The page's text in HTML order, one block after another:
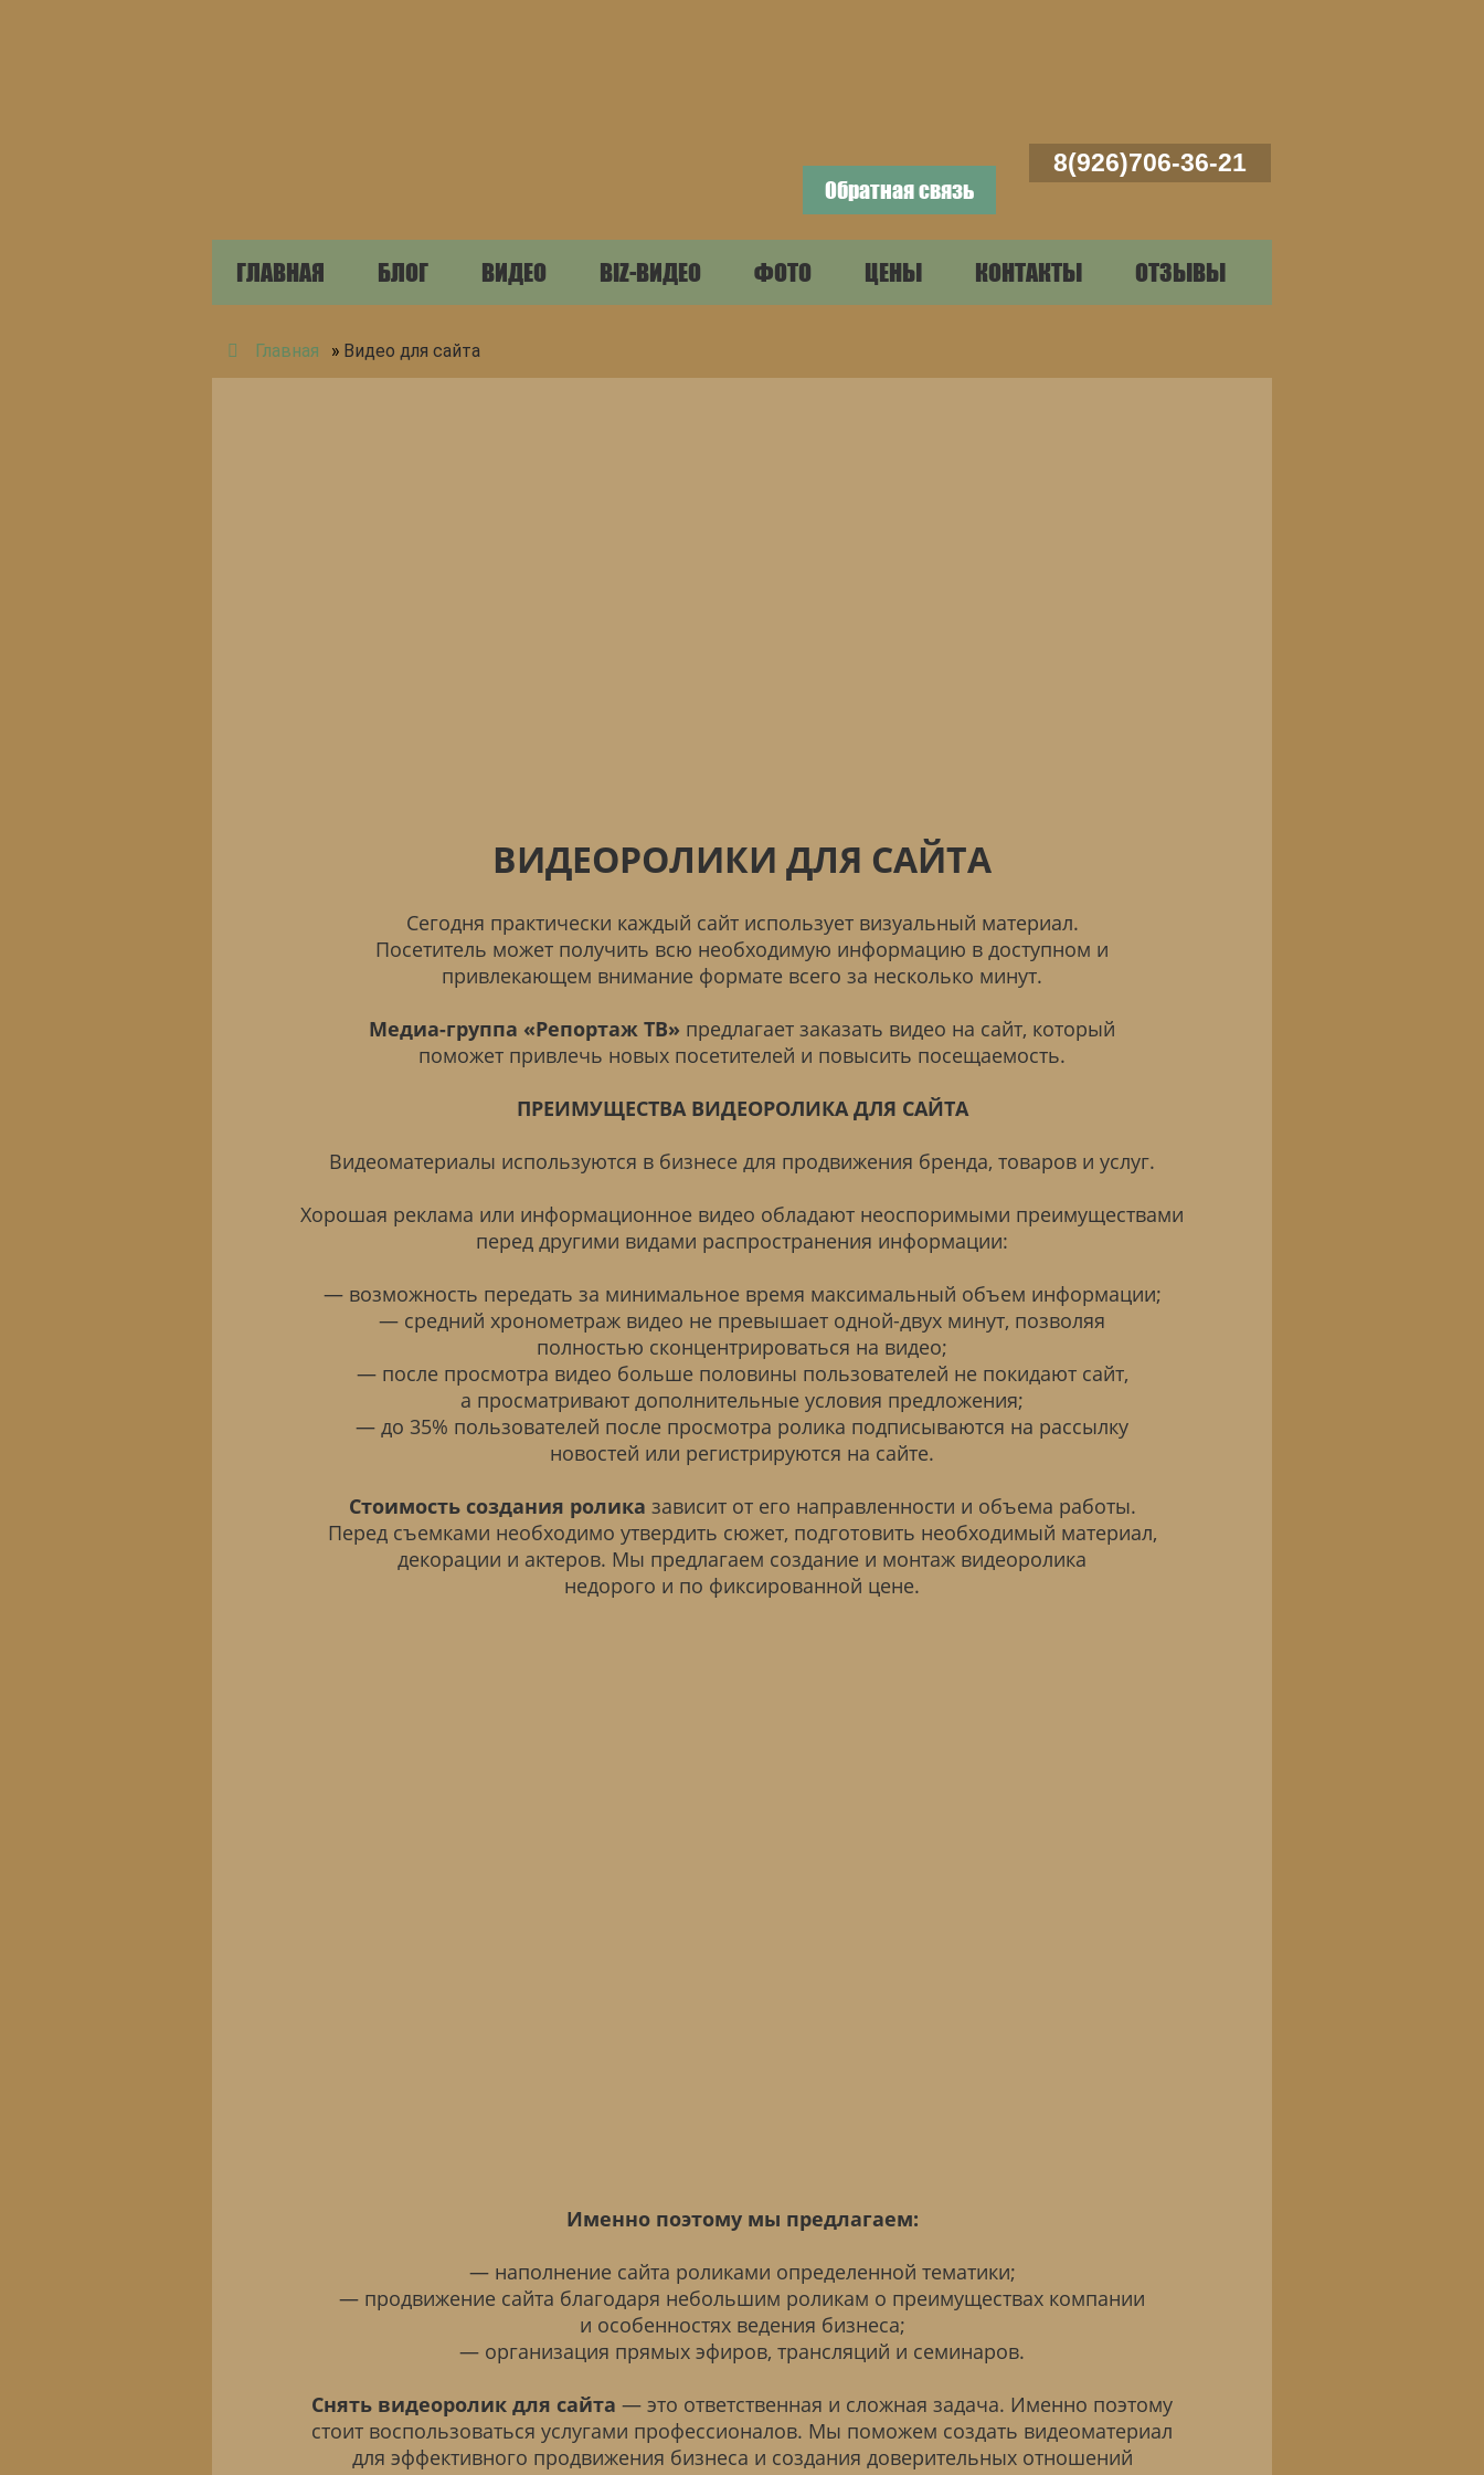
8(926)706-36-21
Обратная связь
ГЛАВНАЯ БЛОГ ВИДЕО BIZ-ВИДЕО ФОТО ЦЕНЫ КОНТАКТЫ ОТЗЫВЫ
Главная » Видео для сайта
ВИДЕОРОЛИКИ ДЛЯ САЙТА
Сегодня практически каждый сайт использует визуальный материал.
Посетитель может получить всю необходимую информацию в доступном и
привлекающем внимание формате всего за несколько минут.
Медиа-группа «Репортаж ТВ» предлагает заказать видео на сайт, который
поможет привлечь новых посетителей и повысить посещаемость.
ПРЕИМУЩЕСТВА ВИДЕОРОЛИКА ДЛЯ САЙТА
Видеоматериалы используются в бизнесе для продвижения бренда, товаров и услуг.
Хорошая реклама или информационное видео обладают неоспоримыми преимуществами
перед другими видами распространения информации:
— возможность передать за минимальное время максимальный объем информации;
— средний хронометраж видео не превышает одной-двух минут, позволяя
полностью сконцентрироваться на видео;
— после просмотра видео больше половины пользователей не покидают сайт,
а просматривают дополнительные условия предложения;
— до 35% пользователей после просмотра ролика подписываются на рассылку
новостей или регистрируются на сайте.
Стоимость создания ролика зависит от его направленности и объема работы.
Перед съемками необходимо утвердить сюжет, подготовить необходимый материал,
декорации и актеров. Мы предлагаем создание и монтаж видеоролика
недорого и по фиксированной цене.
Именно поэтому мы предлагаем:
— наполнение сайта роликами определенной тематики;
— продвижение сайта благодаря небольшим роликам о преимуществах компании
и особенностях ведения бизнеса;
— организация прямых эфиров, трансляций и семинаров.
Снять видеоролик для сайта — это ответственная и сложная задача. Именно поэтому
стоит воспользоваться услугами профессионалов. Мы поможем создать видеоматериал
для эффективного продвижения бизнеса и создания доверительных отношений